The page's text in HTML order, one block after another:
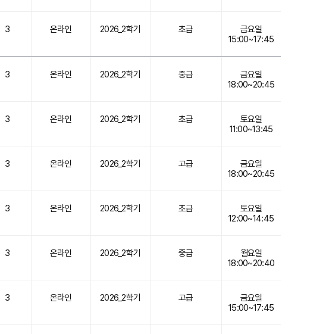
3 온라인 2026_2학기 초급
금요일
15:00~17:45
3 온라인 2026_2학기 중급
금요일
18:00~20:45
3 온라인 2026_2학기 초급
토요일
11:00~13:45
3 온라인 2026_2학기 고급
금요일
18:00~20:45
3 온라인 2026_2학기 초급
토요일
12:00~14:45
3 온라인 2026_2학기 중급
월요일
18:00~20:40
3 온라인 2026_2학기 고급
금요일
15:00~17:45